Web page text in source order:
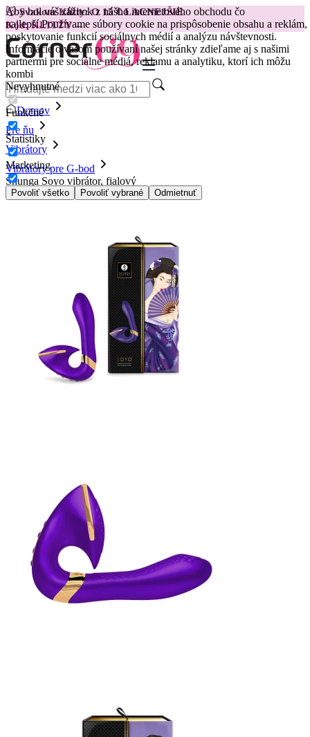
Aby bol váš zážitok z nášho internetového obchodu čo
najlepší.Používame súbory cookie na prispôsobenie obsahu a reklám,
poskytovanie funkcií sociálnych médií a analýzu návštevnosti.
Informácie o vašom používaní našej stránky zdieľame aj s našimi
partnermi pre sociálne médiá, reklamu a analytiku, ktorí ich môžu
kombi
Nevyhnutné
Funkčné
Štatistiky
Marketing
Povoliť všetko Povoliť vybrané Odmietnuť
😽Svakom Klitty: O 15 € LACNEJŠIE
Kód: KLITTY →
Domov
Pre ňu
Vibrátory
Vibrátory pre G-bod
Shunga Soyo vibrátor, fialový